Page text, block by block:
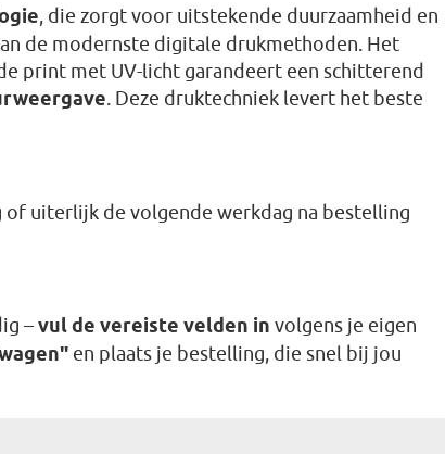
, die zorgt voor uitstekende duurzaamheid en
de modernste digitale drukmethoden. Het
print met UV-licht garandeert een schitterend
. Deze druktechniek levert het beste
uiterlijk de volgende werkdag na bestelling
–vul de vereiste velden in volgens je eigen
en plaats je bestelling, die snel bij jou